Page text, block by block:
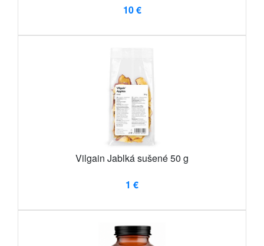
10 €
Vilgain Jablká sušené 50 g
1 €